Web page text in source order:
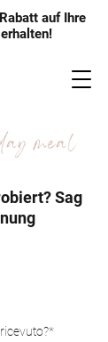
auf Ihre
Sag